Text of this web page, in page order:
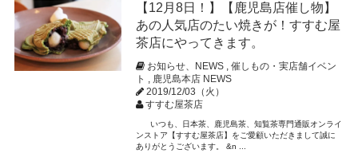
【12月8日！】【鹿児島店催し物】
あの人気店のたい焼きが！すすむ屋
茶店にやってきます。
お知らせ、NEWS ,催しもの・実店舗イベン
ト , 鹿児島本店 NEWS
2019/12/03（火）
すすむ屋茶店
いつも、日本茶、鹿児島茶、知覧茶専門通販オンライ
ンストア【すすむ屋茶店】をご愛顧いただきまして誠に
ありがとうございます。 &n ...